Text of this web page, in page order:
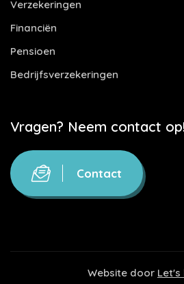
Verzekeringen
Financiën
Pensioen
Bedrijfsverzekeringen
Vragen? Neem contact op!
Contact
Website door Let's